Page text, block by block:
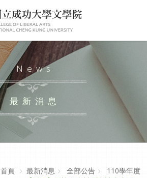
News
最新消息
首頁
最新消息 全部公告
110學年度